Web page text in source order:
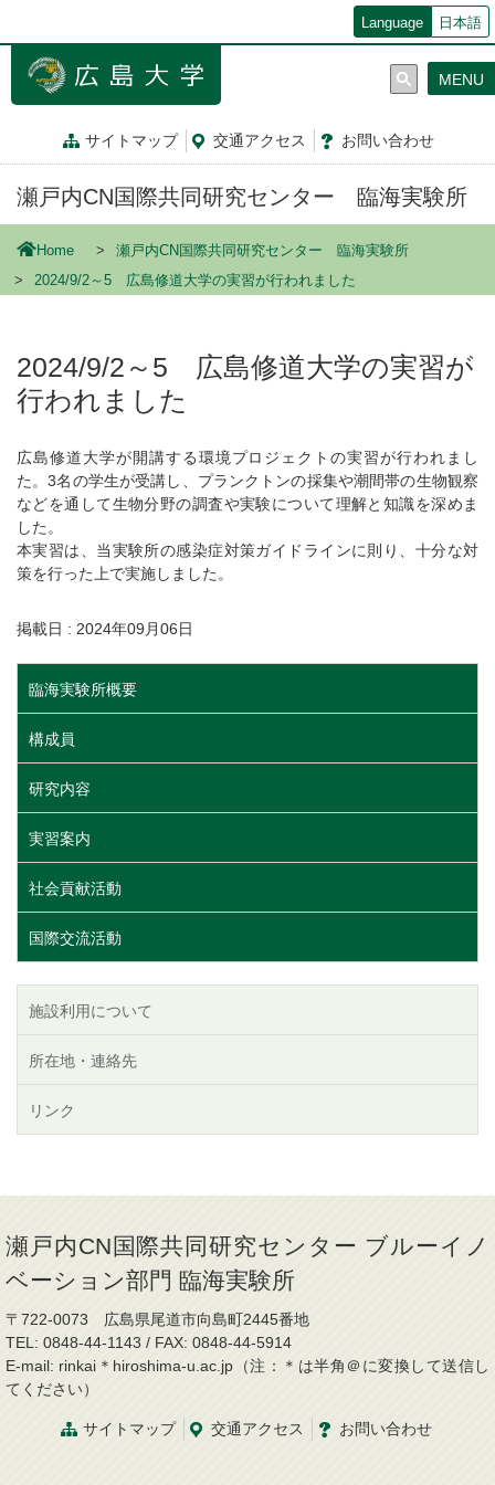
ン
Language 日本語
サイトマップ 交通アクセス お問い合わせ
MENU
瀬戸内CN国際共同研究センター 臨海実験所
Home
瀬戸内CN国際共同研究センター 臨海実験所
2024/9/2～5 広島修道大学の実習が行われました
2024/9/2～5 広島修道大学の実習が
行われました
広島修道大学が開講する環境プロジェクトの実習が行われまし
た。3名の学生が受講し、プランクトンの採集や潮間帯の生物観察
などを通して生物分野の調査や実験について理解と知識を深めま
した。
本実習は、当実験所の感染症対策ガイドラインに則り、十分な対
策を行った上で実施しました。
掲載日 : 2024年09月06日
臨海実験所概要
構成員
研究内容
実習案内
社会貢献活動
国際交流活動
施設利用について
所在地・連絡先
リンク
瀬戸内CN国際共同研究センター ブルーイノ
ベーション部門 臨海実験所
〒722-0073 広島県尾道市向島町2445番地
TEL: 0848-44-1143 / FAX: 0848-44-5914
E-mail: rinkai＊hiroshima-u.ac.jp（注：＊は半角＠に変換して送信し
てください）
サイトマップ 交通アクセス お問い合わせ